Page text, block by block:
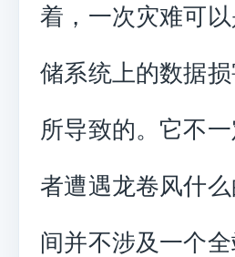
着，一次灾难可
储系统上的数据
所导致的。它不
者遭遇龙卷风什
间并不涉及一个